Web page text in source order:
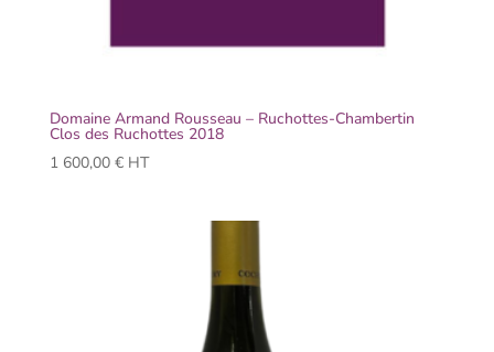
Domaine Armand Rousseau – Ruchottes-Chambertin
Clos des Ruchottes 2018
1 600,00 € HT